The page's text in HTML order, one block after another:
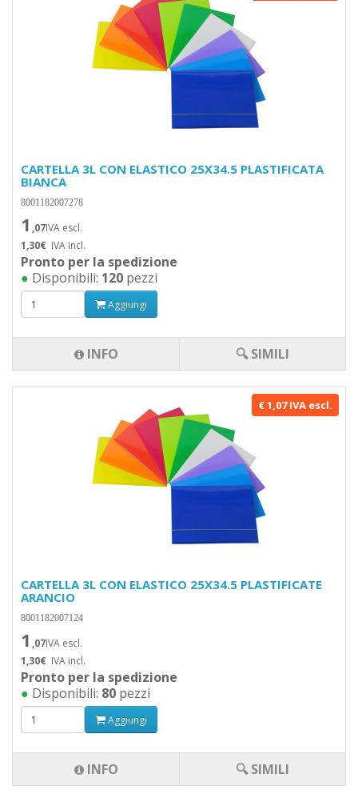
CARTELLA 3L CON ELASTICO 25X34.5 PLASTIFICATA
BIANCA
8001182007278
1 ,07IVA escl.
1,30€ IVA incl.
Pronto per la spedizione
● Disponibili: 120 pezzi
Aggiungi
INFO 🔍 SIMILI
€ 1,07 IVA escl.
CARTELLA 3L CON ELASTICO 25X34.5 PLASTIFICATE
ARANCIO
8001182007124
1 ,07IVA escl.
1,30€ IVA incl.
Pronto per la spedizione
● Disponibili: 80 pezzi
Aggiungi
INFO 🔍 SIMILI